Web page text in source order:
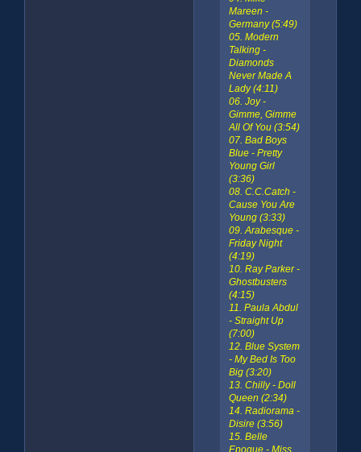
Mareen -
Germany (5:49)
05. Modern
Talking -
Diamonds
Never Made A
Lady (4:11)
06. Joy -
Gimme, Gimme
All Of You (3:54)
07. Bad Boys
Blue - Pretty
Young Girl
(3:36)
08. C.C.Catch -
Cause You Are
Young (3:33)
09. Arabesque -
Friday Night
(4:19)
10. Ray Parker -
Ghostbusters
(4:15)
11. Paula Abdul
- Straight Up
(7:00)
12. Blue System
- My Bed Is Too
Big (3:20)
13. Chilly - Doll
Queen (2:34)
14. Radiorama -
Disire (3:56)
15. Belle